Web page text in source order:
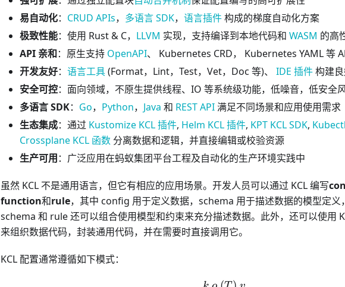
易自动化： CRUD APIs， 多语言 SDK， 语言插件构成的梯度自动化方案
极致性能：使用 Rust & C， LLVM 实现，支持编译到本地代码和 WASM 的高
API 亲和：原生支持 OpenAPI、 Kubernetes CRD， Kubernetes YAML 等
开发友好： 语言工具(Format，Lint，Test，Vet，Doc 等)、 IDE 插件构建
安全可控：面向领域，不原生提供线程、IO 等系统级功能，低噪音，低安全
多语言 SDK： Go， Python， Java 和 REST API 满足不同场景和应用使用需求
生态集成：通过 Kustomize KCL 插件, Helm KCL 插件, KPT KCL SDK,
Crossplane KCL 函数 分离数据和逻辑，并直接编辑或校验资源
生产可用：广泛应用在蚂蚁集团平台工程及自动化的生产环境实践中
虽然 KCL 不是通用语言，但它有相应的应用场景。开发人员可以通过 KCL 编写
function和rule，其中 config 用于定义数据，schema 用于描述数据的模型定义
schema 和 rule 还可以组合使用模型和约束来充分描述数据。此外，还可以使用
来组织数据代码，封装通用代码，并在需要时直接调用它。
KCL 配置通常遵循如下模式：